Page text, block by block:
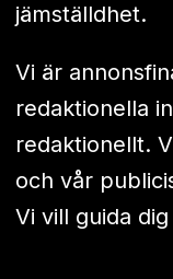
jämställdhet.
Vi är
redaktionella
redaktionellt.
och vår
Vi vill guida